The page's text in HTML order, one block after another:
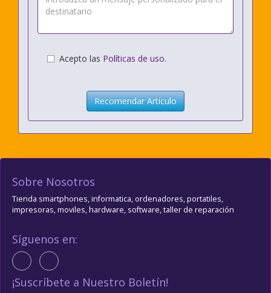
Acepto las Políticas de uso.
Recomendar Artículo
Sobre Nosotros
Tienda smartphones, informatica, ordenadores, portatiles,
impresoras, moviles, hardware, software, taller de reparación
Síguenos en:
¡Suscríbete a Nuestro Boletín!